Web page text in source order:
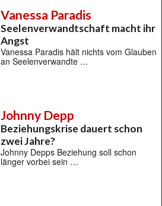
Vanessa Paradis
Seelenverwandtschaft macht ihr
Angst
Vanessa Paradis hält nichts vom Glauben
an Seelenverwandte …
Johnny Depp
Beziehungskrise dauert schon
zwei Jahre?
Johnny Depps Beziehung soll schon
länger vorbei sein …